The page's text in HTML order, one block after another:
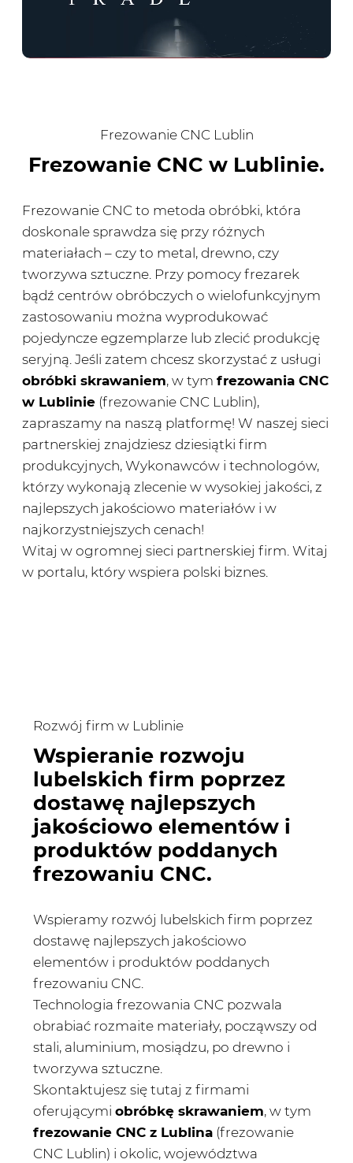
Frezowanie CNC Lublin
Frezowanie CNC w Lublinie.
Frezowanie CNC to metoda obróbki, która
doskonale sprawdza się przy różnych
materiałach – czy to metal, drewno, czy
tworzywa sztuczne. Przy pomocy frezarek
bądź centrów obróbczych o wielofunkcyjnym
zastosowaniu można wyprodukować
pojedyncze egzemplarze lub zlecić produkcję
seryjną. Jeśli zatem chcesz skorzystać z usługi
obróbki skrawaniem, w tym frezowania CNC
w Lublinie (frezowanie CNC Lublin),
zapraszamy na naszą platformę! W naszej sieci
partnerskiej znajdziesz dziesiątki firm
produkcyjnych, Wykonawców i technologów,
którzy wykonają zlecenie w wysokiej jakości, z
najlepszych jakościowo materiałów i w
najkorzystniejszych cenach!
Witaj w ogromnej sieci partnerskiej firm. Witaj
w portalu, który wspiera polski biznes.
Rozwój firm w Lublinie
Wspieranie rozwoju
lubelskich firm poprzez
dostawę najlepszych
jakościowo elementów i
produktów poddanych
frezowaniu CNC.
Wspieramy rozwój lubelskich firm poprzez
dostawę najlepszych jakościowo
elementów i produktów poddanych
frezowaniu CNC.
Technologia frezowania CNC pozwala
obrabiać rozmaite materiały, począwszy od
stali, aluminium, mosiądzu, po drewno i
tworzywa sztuczne.
Skontaktujesz się tutaj z firmami
oferującymi obróbkę skrawaniem, w tym
frezowanie CNC z Lublina (frezowanie
CNC Lublin) i okolic, województwa